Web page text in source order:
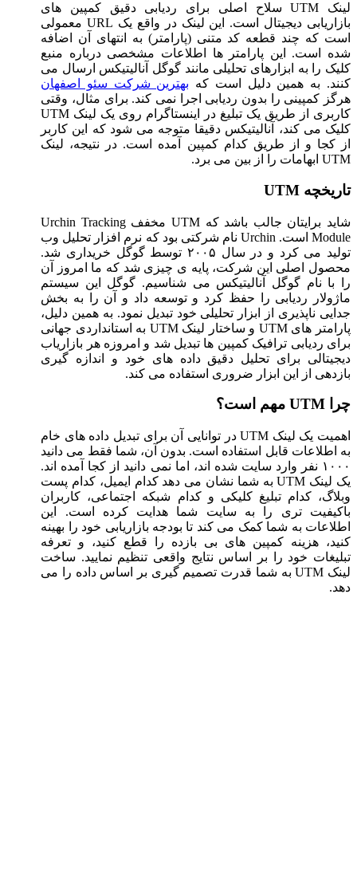
لینک UTM سلاح اصلی برای ردیابی دقیق کمپین های
بازاریابی دیجیتال است. این لینک در واقع یک URL معمولی
است که چند قطعه کد متنی (پارامتر) به انتهای آن اضافه
شده است. این پارامتر ها اطلاعات مشخصی درباره منبع
کلیک را به ابزارهای تحلیلی مانند گوگل آنالیتیکس ارسال می
کنند. به همین دلیل است که بهترین شرکت سئو اصفهان
هرگز کمپینی را بدون ردیابی اجرا نمی کند. برای مثال، وقتی
کاربری از طریق یک تبلیغ در اینستاگرام روی یک لینک UTM
کلیک می کند، آنالیتیکس دقیقا متوجه می شود که این کاربر
از کجا و از طریق کدام کمپین آمده است. در نتیجه، لینک
UTM ابهامات را از بین می برد.
تاریخچه UTM
شاید برایتان جالب باشد که UTM مخفف Urchin Tracking
Module است. Urchin نام شرکتی بود که نرم افزار تحلیل وب
تولید می کرد و در سال ۲۰۰۵ توسط گوگل خریداری شد.
محصول اصلی این شرکت، پایه ی چیزی شد که ما امروز آن
را با نام گوگل آنالیتیکس می شناسیم. گوگل این سیستم
ماژولار ردیابی را حفظ کرد و توسعه داد و آن را به بخش
جدایی ناپذیری از ابزار تحلیلی خود تبدیل نمود. به همین دلیل،
پارامتر های UTM و ساختار لینک UTM به استانداردی جهانی
برای ردیابی ترافیک کمپین ها تبدیل شد و امروزه هر بازاریاب
دیجیتالی برای تحلیل دقیق داده های خود و اندازه گیری
بازدهی از این ابزار ضروری استفاده می کند.
چرا UTM مهم است؟
اهمیت یک لینک UTM در توانایی آن برای تبدیل داده های خام
به اطلاعات قابل استفاده است. بدون آن، شما فقط می دانید
۱۰۰۰ نفر وارد سایت شده اند، اما نمی دانید از کجا آمده اند.
یک لینک UTM به شما نشان می دهد کدام ایمیل، کدام پست
وبلاگ، کدام تبلیغ کلیکی و کدام شبکه اجتماعی، کاربران
باکیفیت تری را به سایت شما هدایت کرده است. این
اطلاعات به شما کمک می کند تا بودجه بازاریابی خود را بهینه
کنید، هزینه کمپین های بی بازده را قطع کنید، و تعرفه
تبلیغات خود را بر اساس نتایج واقعی تنظیم نمایید. ساخت
لینک UTM به شما قدرت تصمیم گیری بر اساس داده را می
دهد.